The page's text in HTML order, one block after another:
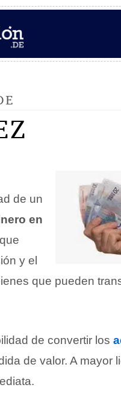
de un
en
y el
que pueden
de convertir los
de valor. A mayor